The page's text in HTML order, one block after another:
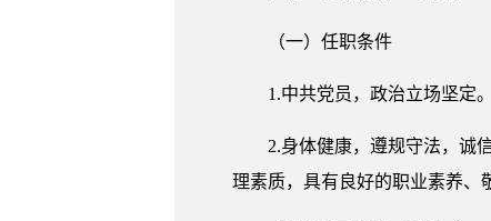
（一）任职条件
1.中共党员，政治立场坚定。
2.身体健康，遵规守法，诚
理素质，具有良好的职业素养、